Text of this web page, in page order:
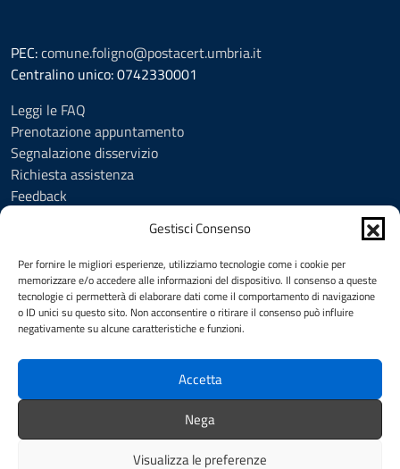
Gestisci Consenso
Per fornire le migliori esperienze, utilizziamo tecnologie come i cookie per
memorizzare e/o accedere alle informazioni del dispositivo. Il consenso a queste
tecnologie ci permetterà di elaborare dati come il comportamento di navigazione
o ID unici su questo sito. Non acconsentire o ritirare il consenso può influire
negativamente su alcune caratteristiche e funzioni.
Accetta
Nega
Visualizza le preferenze
PEC:comune.foligno@postacert.umbria.it
Centralino unico: 0742330001
Leggi le FAQ
Prenotazione appuntamento
Segnalazione disservizio
Richiesta assistenza
Feedback
Informativa privacy
Cookie Policy (UE)
Social Media Policy
Note legali
SEGUICI SU
Facebook YouTube